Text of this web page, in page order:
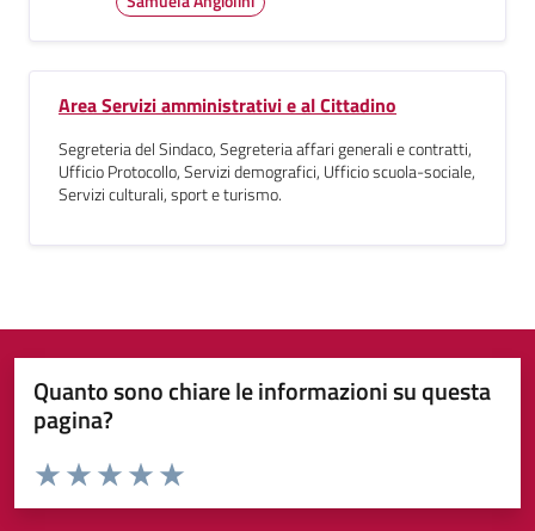
Area Servizi amministrativi e al Cittadino
Segreteria del Sindaco, Segreteria affari generali e contratti,
Ufficio Protocollo, Servizi demografici, Ufficio scuola-sociale,
Servizi culturali, sport e turismo.
Quanto sono chiare le informazioni su questa
pagina?
Valuta da 1 a 5 stelle la pagina
Valuta 5 stelle su 5
Valuta 4 stelle su 5
Valuta 3 stelle su 5
Valuta 2 stelle su 5
Valuta 1 stelle su 5